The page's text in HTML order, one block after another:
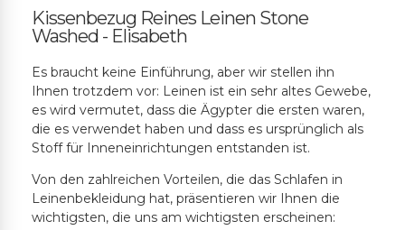
Kissenbezug Reines Leinen Stone
Washed - Elisabeth
Es braucht keine Einführung, aber wir stellen ihn
Ihnen trotzdem vor: Leinen ist ein sehr altes Gewebe,
es wird vermutet, dass die Ägypter die ersten waren,
die es verwendet haben und dass es ursprünglich als
Stoff für Inneneinrichtungen entstanden ist.
Von den zahlreichen Vorteilen, die das Schlafen in
Leinenbekleidung hat, präsentieren wir Ihnen die
wichtigsten, die uns am wichtigsten erscheinen: